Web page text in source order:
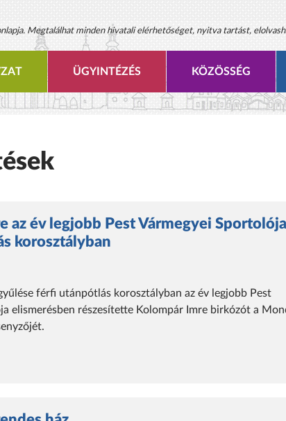
Megtalálhat minden hivatali elérhetőséget, nyitva tartást,
ÜGYINTÉZÉS KÖZÖSSÉG
az év legjobb Pest Vármegyei Sportolója
korosztályban
férfi utánpótlás korosztályban az év legjobb Pest
elismerésben részesítette Kolompár Imre birkózót a